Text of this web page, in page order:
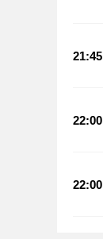
21:45
22:00
22:00